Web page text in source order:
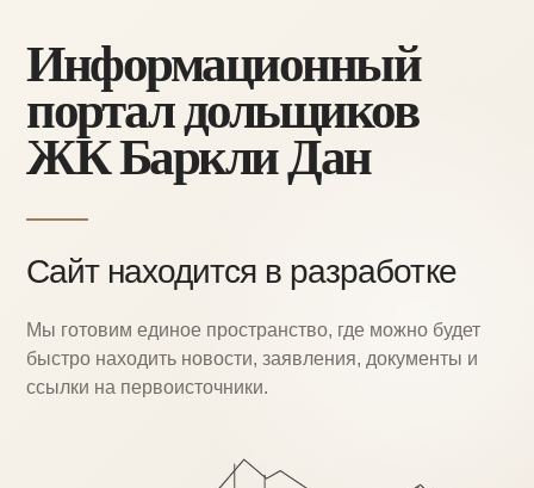
Информационный
портал дольщиков
ЖК Баркли Дан
Сайт находится в разработке
Мы готовим единое пространство, где можно будет
быстро находить новости, заявления, документы и
ссылки на первоисточники.